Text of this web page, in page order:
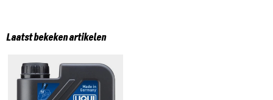
Laatst bekeken artikelen